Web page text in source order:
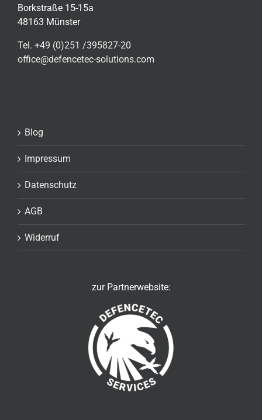
Borkstraße 15-15a
48163 Münster
Tel. +49 (0)251 /395827-20
office@defencetec-solutions.com
Blog
Impressum
Datenschutz
AGB
Widerruf
zur Partnerwebsite: